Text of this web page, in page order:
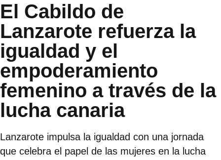
El Cabildo de
Lanzarote refuerza la
igualdad y el
empoderamiento
femenino a través de la
lucha canaria
Lanzarote impulsa la igualdad con una jornada
que celebra el papel de las mujeres en la lucha